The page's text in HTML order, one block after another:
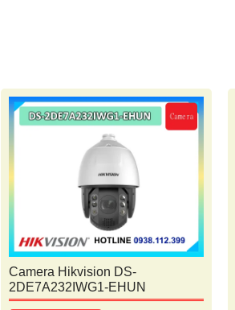
Camera Hikvision DS-
2DE7A232IWG1-EHUN